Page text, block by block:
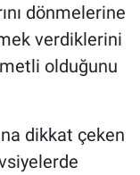
dönmelerine
verdiklerini
olduğunu
dikkat çeken